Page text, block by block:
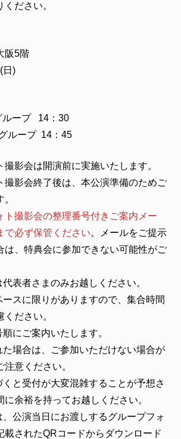
ださい。
阪5階
日)
ループ 14：30
ループ 14：45
影会は開演前に実施いたします。
影会終了後は、本公演準備のためご
ト撮影会の整理番号付きご案内メー
で必ず保管ください。メールをご提示
は、特典会に参加できない可能性がご
表者さまのみお越しください。
スに限りがありますので、集合時間
慮ください。
にご案内いたします。
場合は、ご参加いただけない場合が
意ください。
と受付が大変混雑することが予想さ
余裕を持ってお越しください。
公演当日にお渡しするグループフォ
載されたQRコードからダウンロード